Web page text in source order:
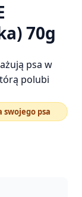
70g
psa w
polubi
swojego psa